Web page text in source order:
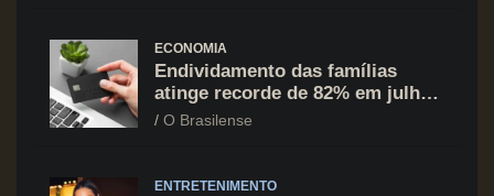
ECONOMIA
Endividamento das famílias
atinge recorde de 82% em julho;
cartão de crédito segue como
O Brasilense
ENTRETENIMENTO